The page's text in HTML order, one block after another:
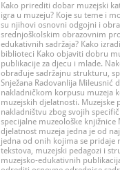
Kako prirediti dobar muzejski
igra u muzeju? Koje su teme i
su njihovi osnovni odgojni i
srednjoškolskim obrazovnim
edukativnih sadržaja? Kako
biblioteci Kako objaviti dobru
publikacije za djecu i mlade.
obrađuje sadržajnu strukturu,
Snježana Radovanlija
nakladničkom korpusu muzeja
muzejskih djelatnosti. Muzejske
nakladništvu zbog svojih
specijalne muzeološke knjižnice
djelatnost muzeja jedna je od
jedna od onih kojima se pridaje
tekstova, muzejski pedagozi i
muzejsko-edukativnih